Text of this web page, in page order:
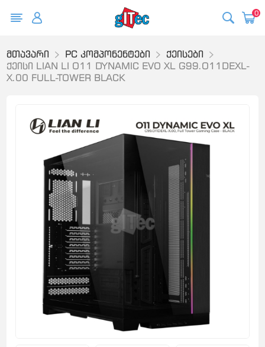
0
მთავარი PC კომპონენტები
ქეისები
ქეისი LIAN LI O11 DYNAMIC EVO XL G99.O11DEXL-
X.00 FULL-TOWER BLACK